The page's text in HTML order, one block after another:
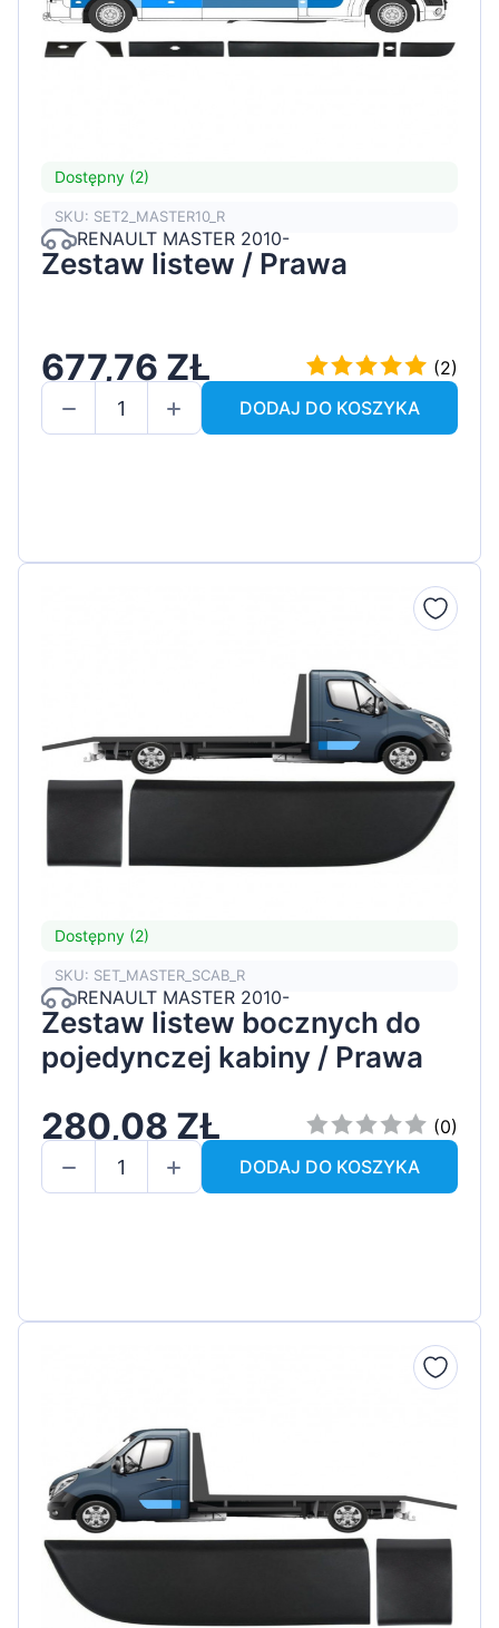
Dostępny (2)
SKU: SET2_MASTER10_R
RENAULT MASTER 2010-
Zestaw listew / Prawa
677,76 ZŁ
(2)
DODAJ DO KOSZYKA
Dostępny (2)
SKU: SET_MASTER_SCAB_R
RENAULT MASTER 2010-
Zestaw listew bocznych do
pojedynczej kabiny / Prawa
280,08 ZŁ
(0)
DODAJ DO KOSZYKA